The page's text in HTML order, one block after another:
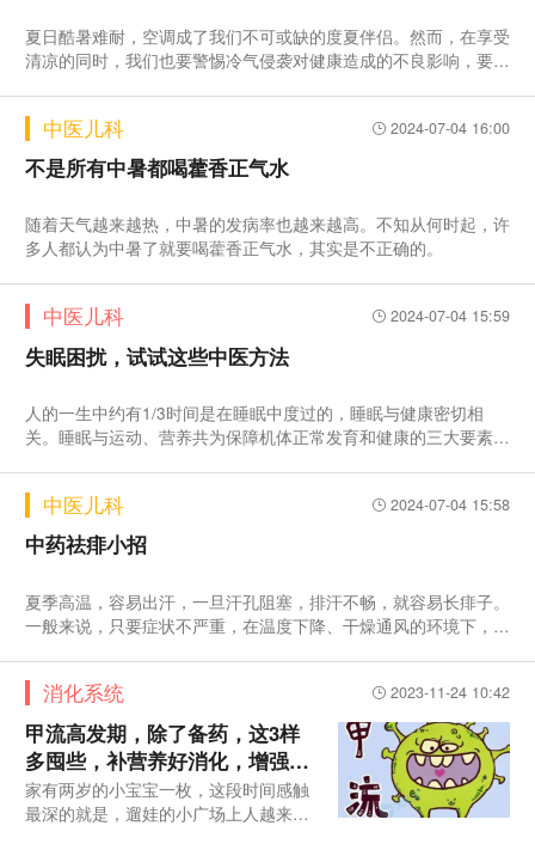
夏日酷暑难耐，空调成了我们不可或缺的度夏伴侣。然而，在享受
清凉的同时，我们也要警惕冷气侵袭对健康造成的不良影响，要避
2024-07-04 16:00
中医儿科
不是所有中暑都喝藿香正气水
随着天气越来越热，中暑的发病率也越来越高。不知从何时起，许
多人都认为中暑了就要喝藿香正气水，其实是不正确的。
2024-07-04 15:59
中医儿科
失眠困扰，试试这些中医方法
人的一生中约有1/3时间是在睡眠中度过的，睡眠与健康密切相
关。睡眠与运动、营养共为保障机体正常发育和健康的三大要素，
2024-07-04 15:58
中医儿科
中药祛痱小招
夏季高温，容易出汗，一旦汗孔阻塞，排汗不畅，就容易长痱子。
一般来说，只要症状不严重，在温度下降、干燥通风的环境下，痱
法来缓解皮肤不适症状。
2023-11-24 10:42
消化系统
甲流高发期，除了备药，这3样
多囤些，补营养好消化，增强抵
抗力
家有两岁的小宝宝一枚，这段时间感触
最深的就是，遛娃的小广场上人越来越